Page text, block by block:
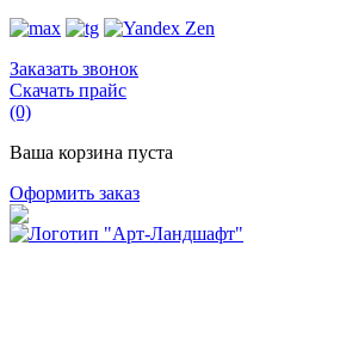
Заказать звонок
Скачать прайс
(0)
Ваша корзина пуста
Оформить заказ